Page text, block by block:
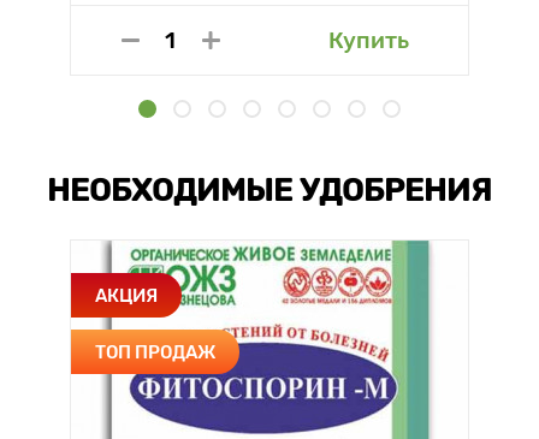
Купить
НЕОБХОДИМЫЕ УДОБРЕНИЯ
АКЦИЯ
ТОП ПРОДАЖ